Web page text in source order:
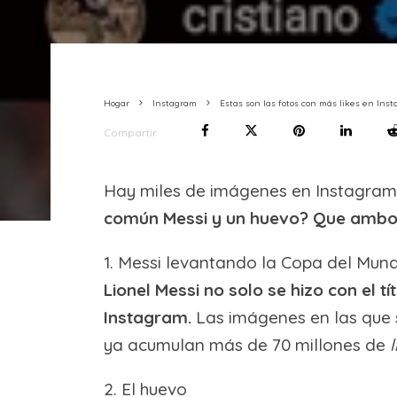
Hogar Instagram Estas son las fotos con más likes en
Compartir
Hay miles de imágenes en
común Messi y un huevo? Que
1. Messi levantando la Copa del
Lionel Messi no solo se hizo con el
Instagram. Las imágenes en las
ya acumulan más de 70 millones de
2. El huevo